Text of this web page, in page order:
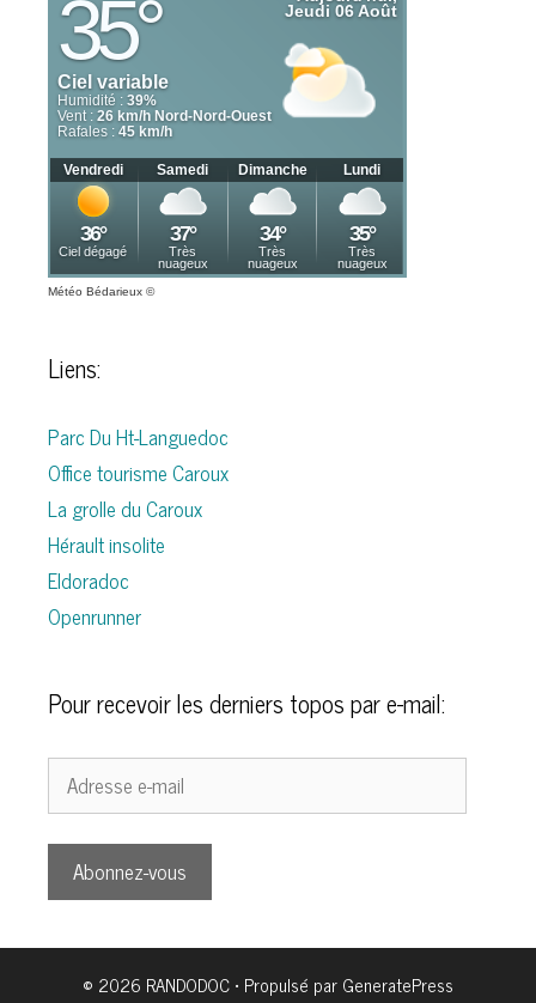
Météo Bédarieux ©
Liens:
Parc Du Ht-Languedoc
Office tourisme Caroux
La grolle du Caroux
Hérault insolite
Eldoradoc
Openrunner
Pour recevoir les derniers topos par e-mail:
Adresse
Abonnez-vous
© 2026 RANDODOC • Propulsé par GeneratePress